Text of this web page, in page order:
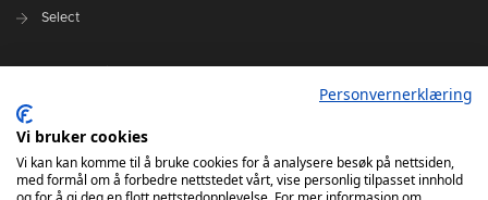
Select
Spillerstall
Administrasjon
Styret
Personvernerklæring
Vi bruker cookies
Vi kan kan komme til å bruke cookies for å analysere besøk på nettsiden,
med formål om å forbedre nettstedet vårt, vise personlig tilpasset innhold